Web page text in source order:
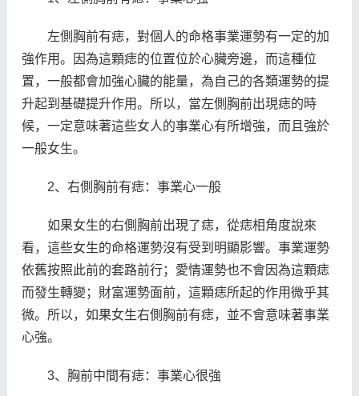
左側胸前有痣，對個人的命格事業運勢有一定的加
強作用。因為這顆痣的位置位於心臟旁邊，而這種位
置，一般都會加強心臟的能量，為自己的各類運勢的提
升起到基礎提升作用。所以，當左側胸前出現痣的時
候，一定意味著這些女人的事業心有所增強，而且強於
一般女生。
2、右側胸前有痣：事業心一般
如果女生的右側胸前出現了痣，從痣相角度說來
看，這些女生的命格運勢沒有受到明顯影響。事業運勢
依舊按照此前的套路前行；愛情運勢也不會因為這顆痣
而發生轉變；財富運勢面前，這顆痣所起的作用微乎其
微。所以，如果女生右側胸前有痣，並不會意味著事業
心強。
3、胸前中間有痣：事業心很強